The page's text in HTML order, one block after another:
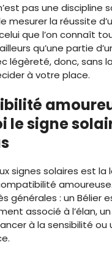
pas une discipline
mesurer la réussite
que l’on connaît
qu’une partie
légèreté, donc, sans
à votre place.
le signe
signes solaires est la
générales : un Bélier
associé à l’élan,
à la sensibilité ou